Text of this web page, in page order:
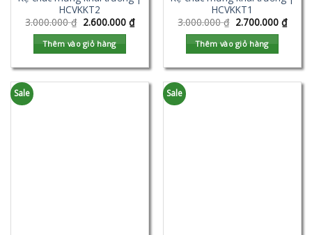
HCVKKT2
3.000.000₫ 2.600.000 ₫
Thêm vào giỏ hàng
HCVKKT1
3.000.000₫ 2.700.000 ₫
Thêm vào giỏ hàng
Sale Sale